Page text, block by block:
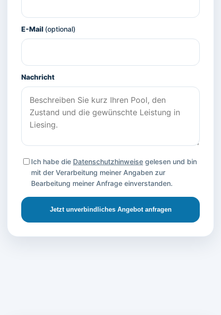
E-Mail (optional)
Nachricht
Ich habe die Datenschutzhinweise gelesen und bin
mit der Verarbeitung meiner Angaben zur
Bearbeitung meiner Anfrage einverstanden.
Jetzt unverbindliches Angebot anfragen